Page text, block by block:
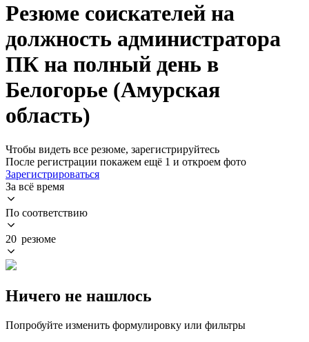
Резюме соискателей на
должность администратора
ПК на полный день в
Белогорье (Амурская
область)
Чтобы видеть все резюме, зарегистрируйтесь
После регистрации покажем ещё 1 и откроем фото
Зарегистрироваться
За всё время
По соответствию
20 резюме
Ничего не нашлось
Попробуйте изменить формулировку или фильтры